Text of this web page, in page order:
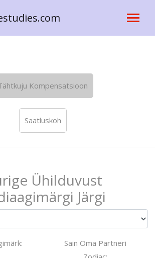
Kompensatsioon
Saatluskoh
Ühilduvust
Järgi
Sain Oma Partneri